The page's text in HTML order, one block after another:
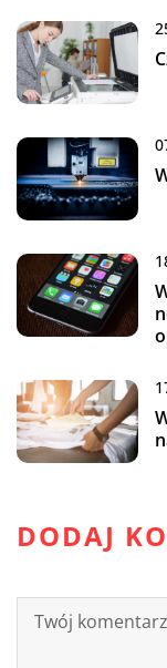
DODAJ